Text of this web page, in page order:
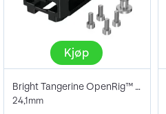
Kjøp
Bright Tangerine OpenRig™ Base Riser
24,1mm